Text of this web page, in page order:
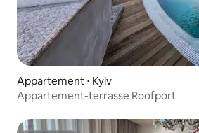
Appartement ⋅ Kyiv
Appartement-terrasse Roofport